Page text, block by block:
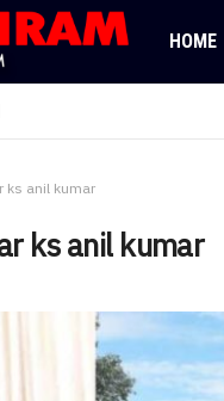
HOME
ks anil kumar
ks anil kumar